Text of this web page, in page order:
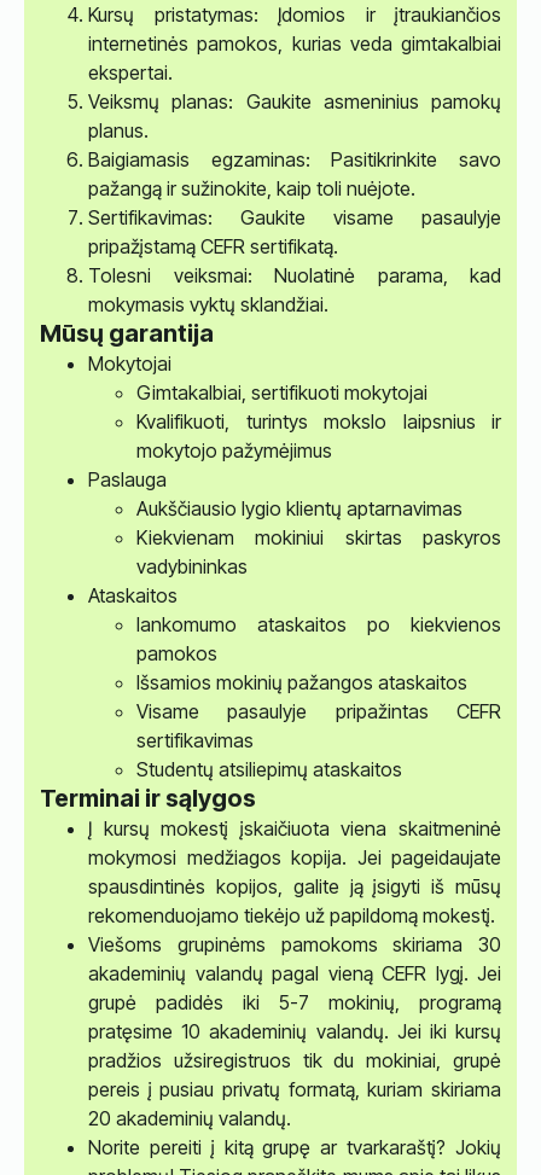
Kursų pristatymas: Įdomios ir įtraukiančios
internetinės pamokos, kurias veda gimtakalbiai
ekspertai.
Veiksmų planas: Gaukite asmeninius pamokų
planus.
Baigiamasis egzaminas: Pasitikrinkite savo
pažangą ir sužinokite, kaip toli nuėjote.
Sertifikavimas: Gaukite visame pasaulyje
pripažįstamą CEFR sertifikatą.
Tolesni veiksmai: Nuolatinė parama, kad
mokymasis vyktų sklandžiai.
Mūsų garantija
Mokytojai
Gimtakalbiai, sertifikuoti mokytojai
Kvalifikuoti, turintys mokslo laipsnius ir
mokytojo pažymėjimus
Paslauga
Aukščiausio lygio klientų aptarnavimas
Kiekvienam mokiniui skirtas paskyros
vadybininkas
Ataskaitos
lankomumo ataskaitos po kiekvienos
pamokos
Išsamios mokinių pažangos ataskaitos
Visame pasaulyje pripažintas CEFR
sertifikavimas
Studentų atsiliepimų ataskaitos
Terminai ir sąlygos
Į kursų mokestį įskaičiuota viena skaitmeninė
mokymosi medžiagos kopija. Jei pageidaujate
spausdintinės kopijos, galite ją įsigyti iš mūsų
rekomenduojamo tiekėjo už papildomą mokestį.
Viešoms grupinėms pamokoms skiriama 30
akademinių valandų pagal vieną CEFR lygį. Jei
grupė padidės iki 5-7 mokinių, programą
pratęsime 10 akademinių valandų. Jei iki kursų
pradžios užsiregistruos tik du mokiniai, grupė
pereis į pusiau privatų formatą, kuriam skiriama
20 akademinių valandų.
Norite pereiti į kitą grupę ar tvarkaraštį? Jokių